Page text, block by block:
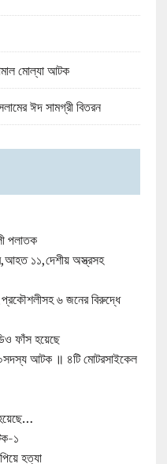
মোল্যা আটক
ঈদ সামগ্রী বিতরন
পলাতক
১১,দেশীয় অস্ত্রসহ
৬ জনের বিরুদ্ধে
ফাঁস হয়েছে
আটক ॥ ৪টি মোটরসাইকেল
১
হত্যা